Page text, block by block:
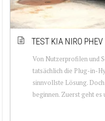
TEST KIA NIRO PHEV
Von Nutzerprofilen und
tatsächlich die Plug-in-
sinnvollste Lösung.
beginnen. Zuerst geht